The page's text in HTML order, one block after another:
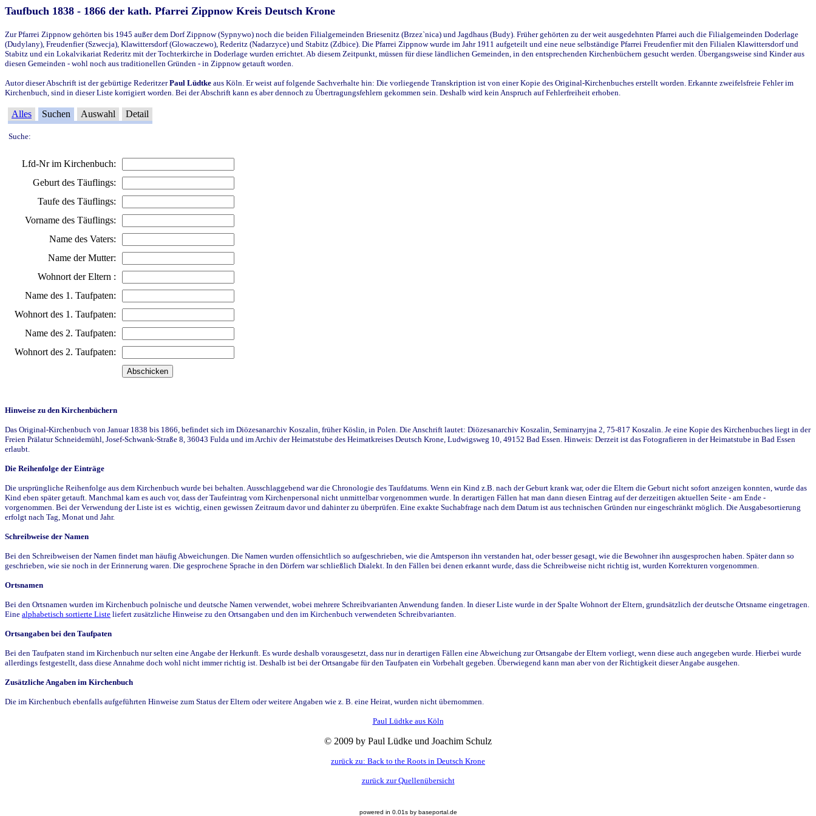
Taufbuch 1838 - 1866 der kath. Pfarrei Zippnow Kreis Deutsch Krone
Zur Pfarrei Zippnow gehörten bis 1945 außer dem Dorf Zippnow (Sypnywo) noch die beiden Filialgemeinden Briesenitz (Brzez`nica) und Jagdhaus (Budy). Früher gehörten zu der weit ausgedehnten Pfarrei auch die Filialgemeinden Doderlage
(Dudylany), Freudenfier (Szwecja), Klawittersdorf (Glowaczewo), Rederitz (Nadarzyce) und Stabitz (Zdbice). Die Pfarrei Zippnow wurde im Jahr 1911 aufgeteilt und eine neue selbständige Pfarrei Freudenfier mit den Filialen Klawittersdorf und
Stabitz und ein Lokalvikariat Rederitz mit der Tochterkirche in Doderlage wurden errichtet. Ab diesem Zeitpunkt, müssen für diese ländlichen Gemeinden, in den entsprechenden Kirchenbüchern gesucht werden. Übergangsweise sind Kinder aus
diesen Gemeinden - wohl noch aus traditionellen Gründen - in Zippnow getauft worden.
Autor dieser Abschrift ist der gebürtige RederitzerPaul Lüdtke aus Köln. Er weist auf folgende Sachverhalte hin: Die vorliegende Transkription ist von einer Kopie des Original-Kirchenbuches erstellt worden. Erkannte zweifelsfreie Fehler im
Kirchenbuch, sind in dieser Liste korrigiert worden. Bei der Abschrift kann es aber dennoch zu Übertragungsfehlern gekommen sein. Deshalb wird kein Anspruch auf Fehlerfreiheit erhoben.
Alles Suchen Auswahl Detail
Suche:
Lfd-Nr im Kirchenbuch:
Geburt des Täuflings:
Taufe des Täuflings:
Vorname des Täuflings:
Name des Vaters:
Name der Mutter:
Wohnort der Eltern :
Name des 1. Taufpaten:
Wohnort des 1. Taufpaten:
Name des 2. Taufpaten:
Wohnort des 2. Taufpaten:
Hinweise zu den Kirchenbüchern
Das Original-Kirchenbuch von Januar 1838 bis 1866, befindet sich im Diözesanarchiv Koszalin, früher Köslin, in Polen. Die Anschrift lautet: Diözesanarchiv Koszalin, Seminarryjna 2, 75-817 Koszalin. Je eine Kopie des Kirchenbuches liegt in der
Freien Prälatur Schneidemühl, Josef-Schwank-Straße 8, 36043 Fulda und im Archiv der Heimatstube des Heimatkreises Deutsch Krone, Ludwigsweg 10, 49152 Bad Essen. Hinweis: Derzeit ist das Fotografieren in der Heimatstube in Bad Essen
erlaubt.
Die Reihenfolge der Einträge
Die ursprüngliche Reihenfolge aus dem Kirchenbuch wurde bei behalten. Ausschlaggebend war die Chronologie des Taufdatums. Wenn ein Kind z.B. nach der Geburt krank war, oder die Eltern die Geburt nicht sofort anzeigen konnten, wurde das
Kind eben später getauft. Manchmal kam es auch vor, dass der Taufeintrag vom Kirchenpersonal nicht unmittelbar vorgenommen wurde. In derartigen Fällen hat man dann diesen Eintrag auf der derzeitigen aktuellen Seite - am Ende -
vorgenommen. Bei der Verwendung der Liste ist es wichtig, einen gewissen Zeitraum davor und dahinter zu überprüfen. Eine exakte Suchabfrage nach dem Datum ist aus technischen Gründen nur eingeschränkt möglich. Die Ausgabesortierung
erfolgt nach Tag, Monat und Jahr.
Schreibweise der Namen
Bei den Schreibweisen der Namen findet man häufig Abweichungen. Die Namen wurden offensichtlich so aufgeschrieben, wie die Amtsperson ihn verstanden hat, oder besser gesagt, wie die Bewohner ihn ausgesprochen haben. Später dann so
geschrieben, wie sie noch in der Erinnerung waren. Die gesprochene Sprache in den Dörfern war schließlich Dialekt. In den Fällen bei denen erkannt wurde, dass die Schreibweise nicht richtig ist, wurden Korrekturen vorgenommen.
Ortsnamen
Bei den Ortsnamen wurden im Kirchenbuch polnische und deutsche Namen verwendet, wobei mehrere Schreibvarianten Anwendung fanden. In dieser Liste wurde in der Spalte Wohnort der Eltern, grundsätzlich der deutsche Ortsname eingetragen.
Eine alphabetisch sortierte Liste liefert zusätzliche Hinweise zu den Ortsangaben und den im Kirchenbuch verwendeten Schreibvarianten.
Ortsangaben bei den Taufpaten
Bei den Taufpaten stand im Kirchenbuch nur selten eine Angabe der Herkunft. Es wurde deshalb vorausgesetzt, dass nur in derartigen Fällen eine Abweichung zur Ortsangabe der Eltern vorliegt, wenn diese auch angegeben wurde. Hierbei wurde
allerdings festgestellt, dass diese Annahme doch wohl nicht immer richtig ist. Deshalb ist bei der Ortsangabe für den Taufpaten ein Vorbehalt gegeben. Überwiegend kann man aber von der Richtigkeit dieser Angabe ausgehen.
Zusätzliche Angaben im Kirchenbuch
Die im Kirchenbuch ebenfalls aufgeführten Hinweise zum Status der Eltern oder weitere Angaben wie z. B. eine Heirat, wurden nicht übernommen.
Paul Lüdtke aus Köln
© 2009 by Paul Lüdke und Joachim Schulz
zurück zu: Back to the Roots in Deutsch Krone
zurück zur Quellenübersicht
powered in 0.01s by baseportal.de